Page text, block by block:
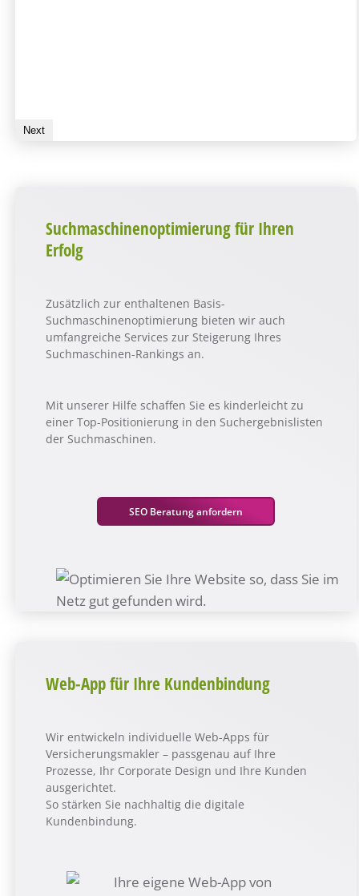
Next
Suchmaschinenoptimierung für Ihren
Erfolg
Zusätzlich zur enthaltenen Basis-
Suchmaschinenoptimierung bieten wir auch
umfangreiche Services zur Steigerung Ihres
Suchmaschinen-Rankings an.
Mit unserer Hilfe schaffen Sie es kinderleicht zu
einer Top-Positionierung in den Suchergebnislisten
der Suchmaschinen.
SEO Beratung anfordern
Web-App für Ihre Kundenbindung
Wir entwickeln individuelle Web-Apps für
Versicherungsmakler – passgenau auf Ihre
Prozesse, Ihr Corporate Design und Ihre Kunden
ausgerichtet.
So stärken Sie nachhaltig die digitale
Kundenbindung.